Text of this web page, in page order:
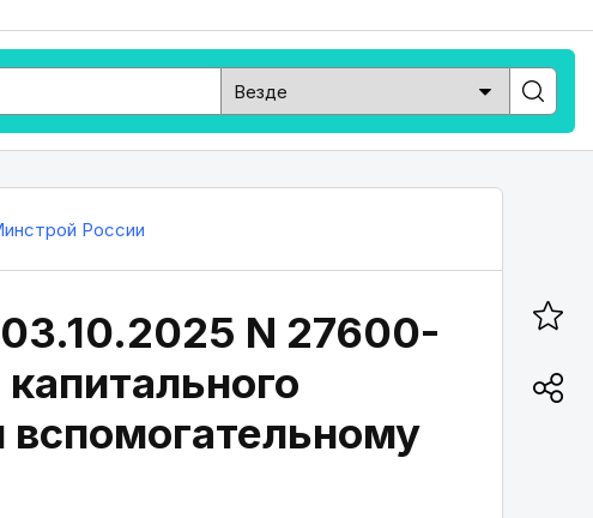
России
N 27600-
вспомогательному